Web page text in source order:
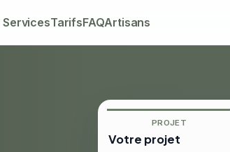
ServicesTarifsFAQArtisans
PROJET
Votre projet